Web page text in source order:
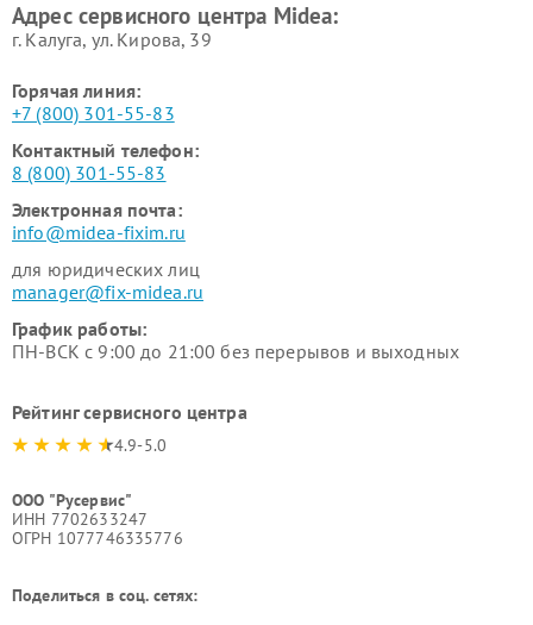
Midea
Адрес сервисного центра Midea:
г. Калуга, ул. Кирова, 39
Горячая линия:
+7 (800) 301-55-83
Контактный телефон:
8 (800) 301-55-83
Электронная почта:
info@midea-fixim.ru
для юридических лиц
manager@fix-midea.ru
График работы:
ПН-ВСК с 9:00 до 21:00 без перерывов и выходных
Рейтинг сервисного центра
4.9-5.0
ООО "Русервис"
ИНН 7702633247
ОГРН 1077746335776
Поделиться в соц. сетях: